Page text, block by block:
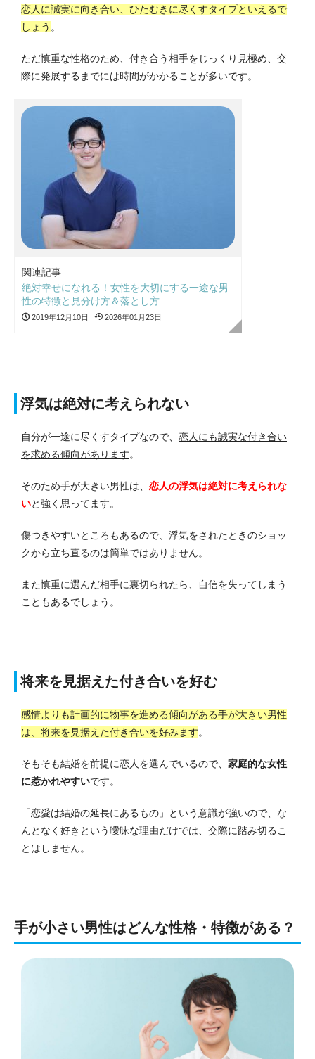
恋人に誠実に向き合い、ひたむきに尽くすタイプといえるで
しょう 。
ただ慎重な性格のため、付き合う相手をじっくり見極め、交
際に発展するまでには時間がかかることが多いです。
関連記事
絶対幸せになれる！女性を大切にする一途な男
性の特徴と見分け方＆落とし方
2019年12月10日 2026年01月23日
浮気は絶対に考えられない
自分が一途に尽くすタイプなので、 恋人にも誠実な付き合い
を求める傾向があります。
そのため手が大きい男性は、 恋人の浮気は絶対に考えられな
いと強く思ってます。
傷つきやすいところもあるので、浮気をされたときのショッ
クから立ち直るのは簡単ではありません。
また慎重に選んだ相手に裏切られたら、自信を失ってしまう
こともあるでしょう。
将来を見据えた付き合いを好む
感情よりも計画的に物事を進める傾向がある手が大きい男性
は、将来を見据えた付き合いを好みます。
そもそも結婚を前提に恋人を選んでいるので、 家庭的な女性
に惹かれやすいです。
「恋愛は結婚の延長にあるもの」という意識が強いので、な
んとなく好きという曖昧な理由だけでは、交際に踏み切るこ
とはしません。
手が小さい男性はどんな性格・特徴がある？